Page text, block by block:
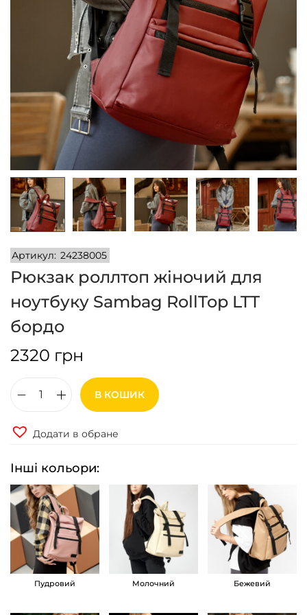
n
Артикул: 24238005
Рюкзак роллтоп жіночий для
ноутбуку Sambag RollTop LTT
бордо
2320 грн
к
к
р
о
л
л
В КОШИК
Додати в обране
Інші кольори:
Пудровий Молочний Бежевий